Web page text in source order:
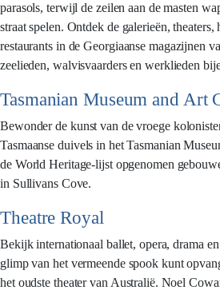
parasols, terwijl de zeilen aan de masten
straat spelen. Ontdek de galerieën,
restaurants in de Georgiaanse magazijnen
zeelieden, walvisvaarders en werklieden
Tasmanian Museum and Art
Bewonder de kunst van de vroege
Tasmaanse duivels in het Tasmanian
de World Heritage-lijst opgenomen
in Sullivans Cove.
Theatre Royal
Bekijk internationaal ballet, opera, drama
glimp van het vermeende spook kunt
het oudste theater van Australië. Noel